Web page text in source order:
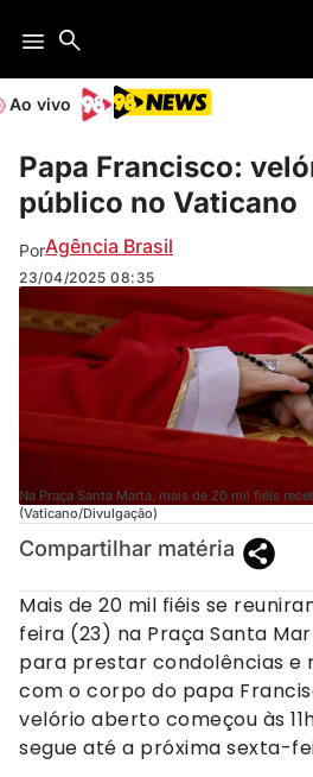
Ao vivo
Papa Francisco:
público no Vaticano
PorAgência Brasil
23/04/2025 08:35
Na Praça Santa Marta, mais de 20 mil fiéis
(Vaticano/Divulgação)
Compartilhar matéria
Mais de 20 mil fiéis se
feira (23) na Praça Santa
para prestar condolências e
com o corpo do papa
velório aberto começou às
segue até a próxima sexta-